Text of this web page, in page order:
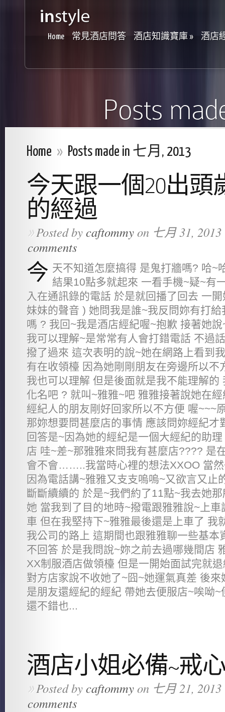
Home 常見酒店問答 酒店知識寶庫 » 酒店
Posts
Home » Posts made in 七月, 2013
今天跟一個20出頭
的經過
»Posted bycaftommyon 七月 31,
comments
今 天不知道怎麼搞得 是鬼打牆嗎? 哈~
結果10點多就起來 一看手機~疑~有
入在通訊錄的電話 於是就回播了回去 一
妹妹的聲音 ) 她問我是誰~我反問妳有打
嗎 ? 我回~我是酒店經紀喔~抱歉 接著她
我可以理解~是常常有人會打錯電話 不過
撥了過來 這次表明的說~她在網路上看到
有在收領檯 因為她剛剛朋友在旁邊所以不
我也可以理解 但是後面就是我不能理解的
化名吧 ? 就叫~雅雅~吧 雅雅接著說她在
經紀人的朋友剛好回家所以不方便 喔~~~
那妳想要問甚麼店的事情 應該問妳經紀才
回答是~因為她的經紀是一個大經紀的助
店 哇~差~那雅雅來問我有甚麼店???? 是
會不會……..我當時心裡的想法XXOO 當
因為電話講~雅雅又支支嗚嗚~又欲言又止
斷斷續續的 於是~我們約了11點~我去她
她 當我到了目的地時~撥電跟雅雅說~上
車 但在我堅持下~雅雅最後還是上車了 我
我公司的路上 這期間也跟雅雅聊一些基本
不回答 於是我問說~妳之前去過哪幾間店
XX制服酒店做領檯 但是一開始面試完就
對方店家說不收她了~囧~她運氣真差 後
是朋友還經紀的經紀 帶她去便服店~唉呦
還不錯也...
酒店小姐必備~戒
»Posted bycaftommyon 七月 21,
comments